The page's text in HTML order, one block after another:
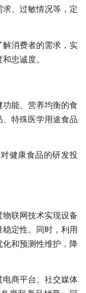
、过敏情况等，定
消费者的需求，实
忠诚度。
能、营养均衡的食
特殊医学用途食品
健康食品的研发投
联网技术实现设备
定性。同时，利用
和预测性维护，降
商平台、社交媒体